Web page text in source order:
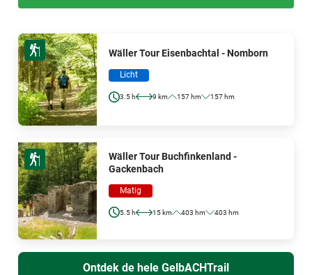
Wäller Tour Eisenbachtal - Nomborn
Licht
3.5 h 9 km 157 hm 157 hm
Wäller Tour Buchfinkenland -
Gackenbach
Matig
5.5 h 15 km 403 hm 403 hm
Ontdek de hele GelbACHTrail